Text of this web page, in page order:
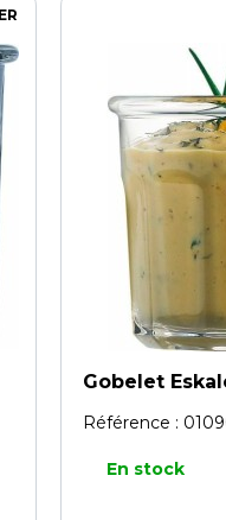
Gobelet
Référence :
En stock